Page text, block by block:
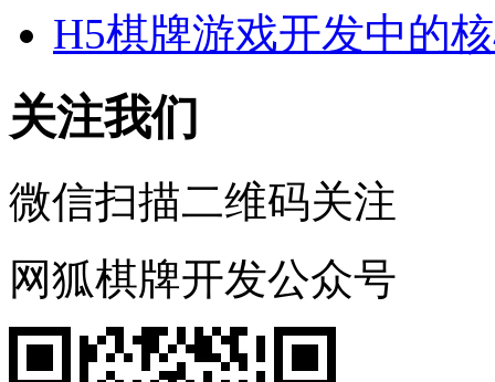
H5棋牌游戏开发中的
关注我们
微信扫描二维码关注
网狐棋牌开发公众号